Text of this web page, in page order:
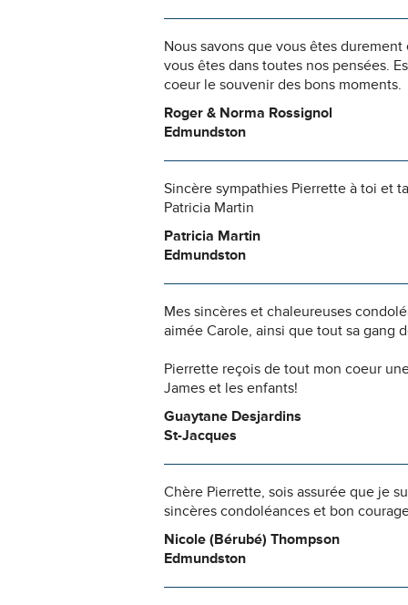
Nous savons que vous êtes
vous êtes dans toutes nos pensées.
coeur le souvenir des bons moments.
Roger & Norma Rossignol
Edmundston
Sincère sympathies Pierrette à toi et
Patricia Martin
Patricia Martin
Edmundston
Mes sincères et chaleureuses
aimée Carole, ainsi que tout sa gang
Pierrette reçois de tout mon coeur
James et les enfants!
Guaytane Desjardins
St-Jacques
Chère Pierrette, sois assurée que je
sincères condoléances et bon
Nicole (Bérubé) Thompson
Edmundston